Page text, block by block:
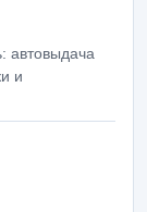
автовыдача
и